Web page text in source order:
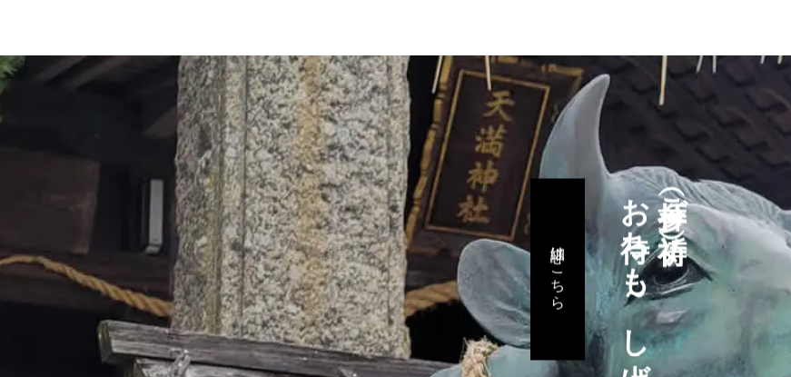
参拝（ご祈祷）
お待ちも～し上げます
詳細はこちら